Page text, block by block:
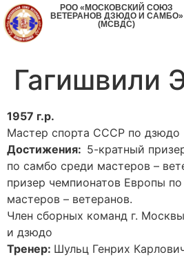
РОО «МОСКОВСКИЙ СОЮЗ
ВЕТЕРАНОВ ДЗЮДО И САМБО»
(МСВДС)
Гагишвили
1957 г.р.
Мастер спорта СССР по дзюдо
Достижения: 5-кратный
по самбо среди мастеров –
призер чемпионатов Европы
мастеров – ветеранов.
Член сборных команд г.
и дзюдо
Тренер: Шульц Генрих